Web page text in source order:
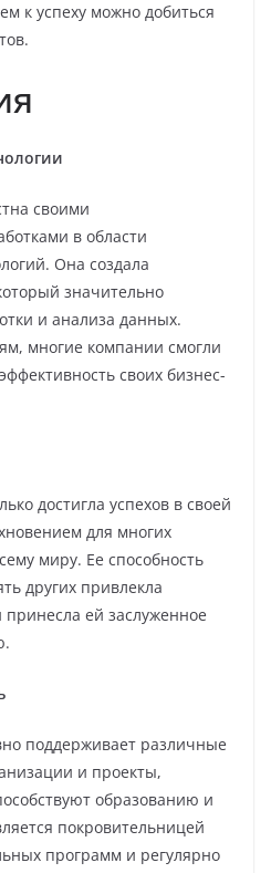
к успеху можно добиться
своими
в области
Она создала
значительно
и анализа данных.
многие компании смогли
своих бизнес-
достигла успехов в своей
для многих
миру. Ее способность
других привлекла
ей заслуженное
поддерживает различные
и проекты,
образованию и
покровительницей
программ и регулярно